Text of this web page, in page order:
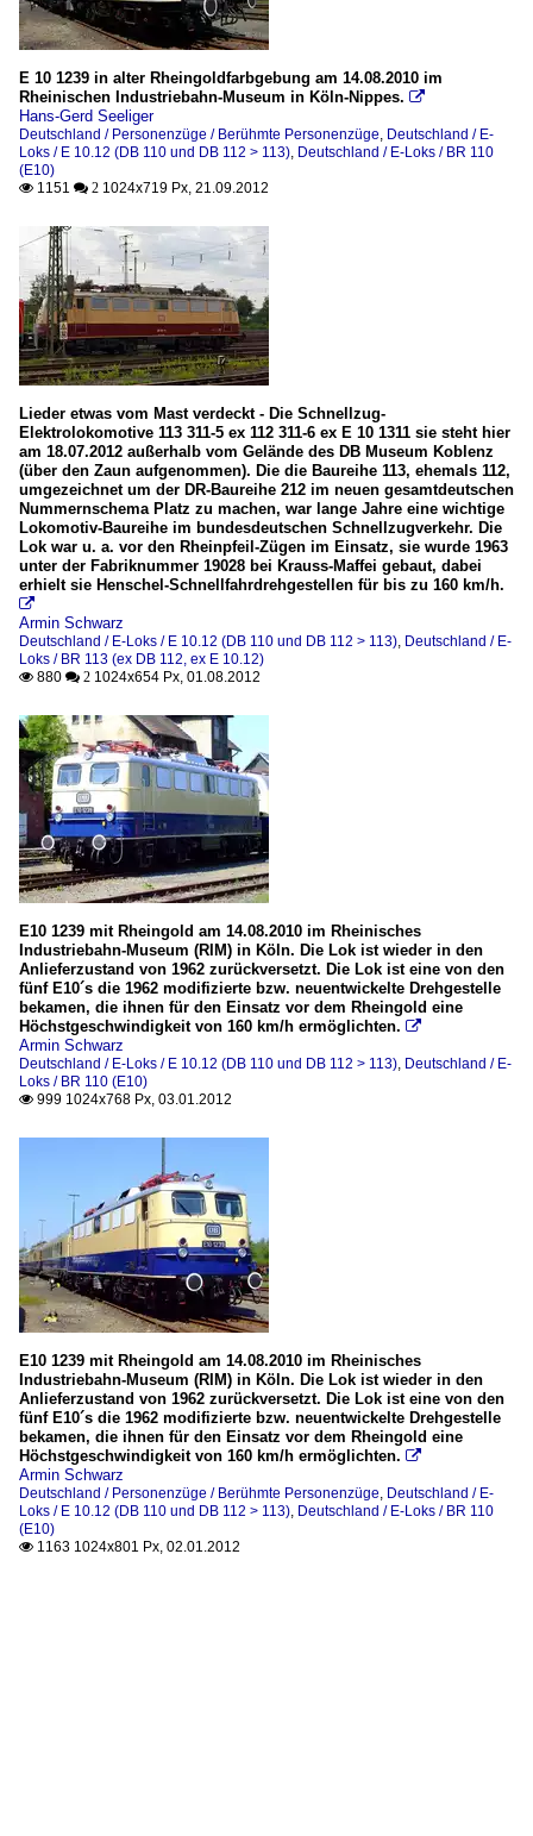
E 10 1239 in alter Rheingoldfarbgebung am 14.08.2010 im
Rheinischen Industriebahn-Museum in Köln-Nippes. 
Hans-Gerd Seeliger
Deutschland / Personenzüge / Berühmte Personenzüge, Deutschland / E-
Loks / E 10.12 (DB 110 und DB 112 > 113), Deutschland / E-Loks / BR 110
(E10)
 1151  2 1024x719 Px, 21.09.2012
Lieder etwas vom Mast verdeckt - Die Schnellzug-
Elektrolokomotive 113 311-5 ex 112 311-6 ex E 10 1311 sie steht hier
am 18.07.2012 außerhalb vom Gelände des DB Museum Koblenz
(über den Zaun aufgenommen). Die die Baureihe 113, ehemals 112,
umgezeichnet um der DR-Baureihe 212 im neuen gesamtdeutschen
Nummernschema Platz zu machen, war lange Jahre eine wichtige
Lokomotiv-Baureihe im bundesdeutschen Schnellzugverkehr. Die
Lok war u. a. vor den Rheinpfeil-Zügen im Einsatz, sie wurde 1963
unter der Fabriknummer 19028 bei Krauss-Maffei gebaut, dabei
erhielt sie Henschel-Schnellfahrdrehgestellen für bis zu 160 km/h.

Armin Schwarz
Deutschland / E-Loks / E 10.12 (DB 110 und DB 112 > 113), Deutschland / E-
Loks / BR 113 (ex DB 112, ex E 10.12)
 880  2 1024x654 Px, 01.08.2012
E10 1239 mit Rheingold am 14.08.2010 im Rheinisches
Industriebahn-Museum (RIM) in Köln. Die Lok ist wieder in den
Anlieferzustand von 1962 zurückversetzt. Die Lok ist eine von den
fünf E10´s die 1962 modifizierte bzw. neuentwickelte Drehgestelle
bekamen, die ihnen für den Einsatz vor dem Rheingold eine
Höchstgeschwindigkeit von 160 km/h ermöglichten. 
Armin Schwarz
Deutschland / E-Loks / E 10.12 (DB 110 und DB 112 > 113), Deutschland / E-
Loks / BR 110 (E10)
 999 1024x768 Px, 03.01.2012
E10 1239 mit Rheingold am 14.08.2010 im Rheinisches
Industriebahn-Museum (RIM) in Köln. Die Lok ist wieder in den
Anlieferzustand von 1962 zurückversetzt. Die Lok ist eine von den
fünf E10´s die 1962 modifizierte bzw. neuentwickelte Drehgestelle
bekamen, die ihnen für den Einsatz vor dem Rheingold eine
Höchstgeschwindigkeit von 160 km/h ermöglichten. 
Armin Schwarz
Deutschland / Personenzüge / Berühmte Personenzüge, Deutschland / E-
Loks / E 10.12 (DB 110 und DB 112 > 113), Deutschland / E-Loks / BR 110
(E10)
 1163 1024x801 Px, 02.01.2012